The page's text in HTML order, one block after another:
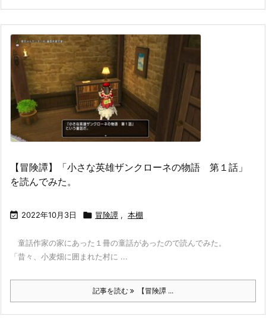
【冒険譚】「小さな英雄ザンクローネの物語 第１話」
を読んでみた。
 2022年10月3日  冒険譚 , 本棚
童話作家の家にあった１冊の童話があったので読んでみた。
「昔々、小麦畑に囲まれた村に ...
記事を読む 【冒険譚 ...